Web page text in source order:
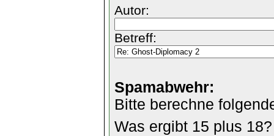
Autor:
Betreff:
Spamabwehr:
Bitte berechne
Was ergibt 15 plus 18?